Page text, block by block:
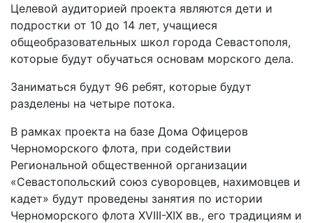
Целевой аудиторией проекта являются дети и
подростки от 10 до 14 лет, учащиеся
общеобразовательных школ города Севастополя,
которые будут обучаться основам морского дела.
Заниматься будут 96 ребят, которые будут
разделены на четыре потока.
В рамках проекта на базе Дома Офицеров
Черноморского флота, при содействии
Региональной общественной организации
«Севастопольский союз суворовцев, нахимовцев и
кадет» будут проведены занятия по истории
Черноморского флота XVIII-XIX вв., его традициям и